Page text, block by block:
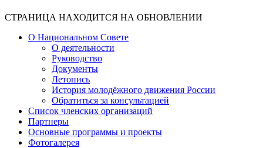
СТРАНИЦА НАХОДИТСЯ НА ОБНОВЛЕНИИ
О Национальном Совете
О деятельности
Руководство
Документы
Летопись
История молодёжного движения России
Обратиться за консультацией
Список членских организаций
Партнеры
Основные программы и проекты
Фотогалерея